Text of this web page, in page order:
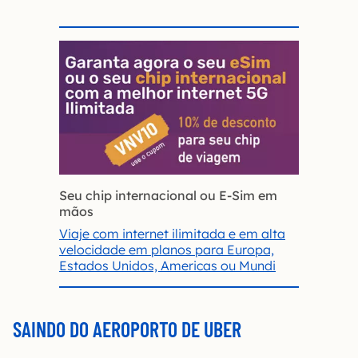
Seu chip internacional ou E-Sim em
mãos
Viaje com internet ilimitada e em alta
velocidade em planos para Europa,
Estados Unidos, Americas ou Mundi
SAINDO DO AEROPORTO DE UBER